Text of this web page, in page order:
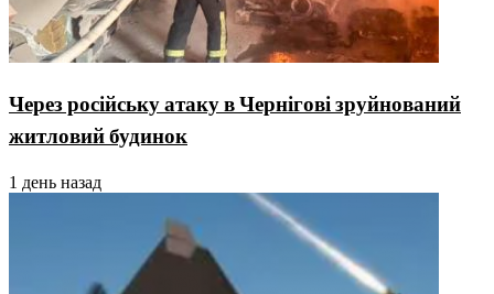
Через російську атаку в Чернігові зруйнований
житловий будинок
1 день назад